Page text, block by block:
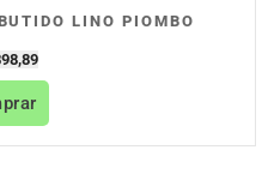
LINO PIOMBO